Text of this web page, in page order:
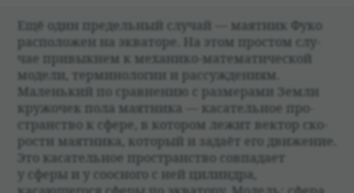
Ещё один пре­дель­ный слу­чай — маят­ник Фуко
рас­по­ложен на эква­торе. На этом про­стом слу­
чае при­вык­нем к меха­нико-матема­ти­че­ской
модели, терми­но­логии и рас­суж­де­ниям.
Маленький по срав­не­нию с разме­рами Земли
кружо­чек пола маят­ника — каса­тель­ное про­
стран­ство к сфере, в кото­ром лежит век­тор ско­
ро­сти маят­ника, кото­рый и задаёт его движе­ние.
Это каса­тель­ное про­стран­ство совпа­дает
у сферы и у соос­ного с ней цилин­дра,